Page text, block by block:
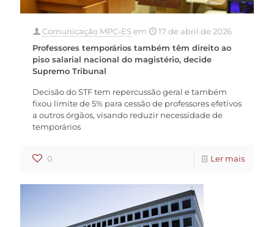
Comunicação MPC-ESem
17 de abril de 2026
Professores temporários também têm direito ao
piso salarial nacional do magistério, decide
Supremo Tribunal
Decisão do STF tem repercussão geral e também
fixou limite de 5% para cessão de professores efetivos
a outros órgãos, visando reduzir necessidade de
temporários
0 Ler mais